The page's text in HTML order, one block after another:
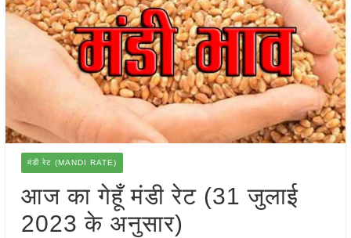
मंडी रेट (MANDI RATE)
आज का गेहूँ मंडी रेट (31 जुलाई
2023 के अनुसार)